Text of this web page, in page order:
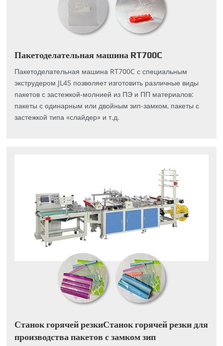
Пакетоделательная машина RT700C
Пакетоделательная машина RT700C с специальным
экструдером JL45 позволяет изготовить различные виды
пакетов с застежкой-молнией из ПЭ и ПП материалов:
пакеты с одинарным или двойным зип-замком, пакеты с
застежкой типа «слайдер» и т.д.
Станок горячей резкиСтанок горячей резки для
производства пакетов с замком зип